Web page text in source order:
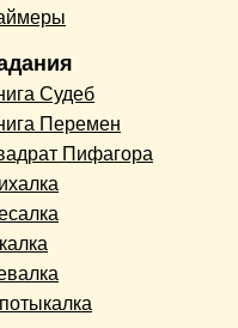
Судеб
Перемен
Пифагора